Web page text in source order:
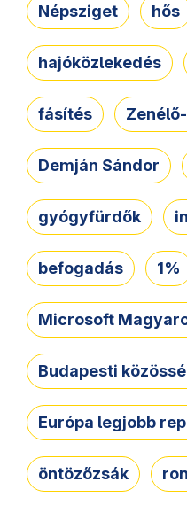
Népsziget hős
hajóközlekedés
fásítés
Demján Sándor
gyógyfürdők
befogadás 1%
Microsoft
Budapesti
Európa legjobb
öntözőzsák